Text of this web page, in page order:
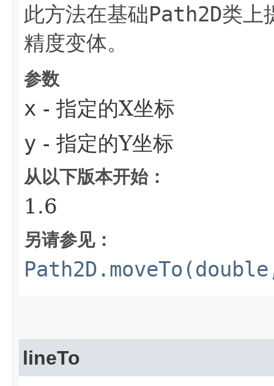
此方法在基础Path2D类上
精度变体。
参数
x - 指定的X坐标
y - 指定的Y坐标
从以下版本开始：
1.6
另请参见：
lineTo